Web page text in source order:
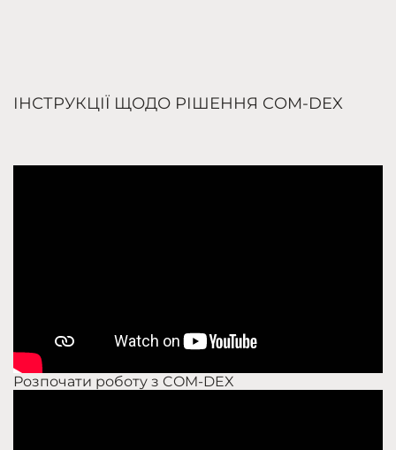
ІНСТРУКЦІЇ ЩОДО РІШЕННЯ COM-DEX
Розпочати роботу з COM-DEX